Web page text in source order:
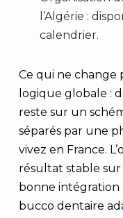
l’Algérie :
calendrier.
Ce qui ne change
logique globale :
reste sur un
séparés par une
vivez en France.
résultat stable
bonne intégration
bucco dentaire